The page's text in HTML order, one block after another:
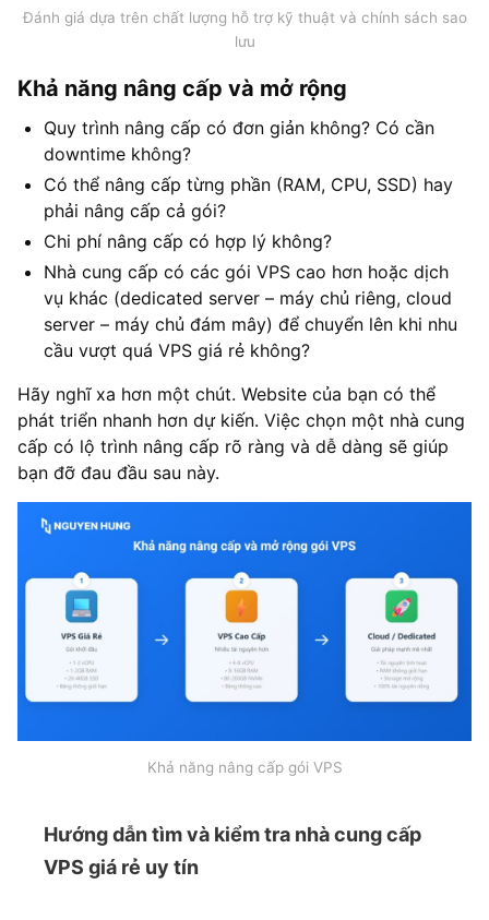
Đánh giá dựa trên chất lượng hỗ trợ kỹ thuật và chính sách sao
lưu
Khả năng nâng cấp và mở rộng
Quy trình nâng cấp có đơn giản không? Có cần
downtime không?
Có thể nâng cấp từng phần (RAM, CPU, SSD) hay
phải nâng cấp cả gói?
Chi phí nâng cấp có hợp lý không?
Nhà cung cấp có các gói VPS cao hơn hoặc dịch
vụ khác (dedicated server – máy chủ riêng, cloud
server – máy chủ đám mây) để chuyển lên khi nhu
cầu vượt quá VPS giá rẻ không?
Hãy nghĩ xa hơn một chút. Website của bạn có thể
phát triển nhanh hơn dự kiến. Việc chọn một nhà cung
cấp có lộ trình nâng cấp rõ ràng và dễ dàng sẽ giúp
bạn đỡ đau đầu sau này.
Khả năng nâng cấp gói VPS
Hướng dẫn tìm và kiểm tra nhà cung cấp
VPS giá rẻ uy tín